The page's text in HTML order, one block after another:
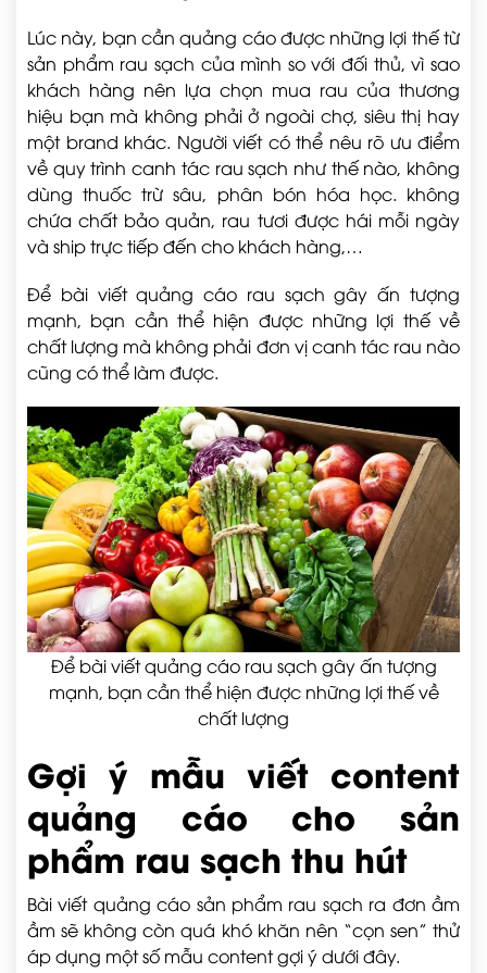
Lúc này, bạn cần quảng cáo được những lợi thế từ
sản phẩm rau sạch của mình so với đối thủ, vì sao
khách hàng nên lựa chọn mua rau của thương
hiệu bạn mà không phải ở ngoài chợ, siêu thị hay
một brand khác. Người viết có thể nêu rõ ưu điểm
về quy trình canh tác rau sạch như thế nào, không
dùng thuốc trừ sâu, phân bón hóa học. không
chứa chất bảo quản, rau tươi được hái mỗi ngày
và ship trực tiếp đến cho khách hàng,…
Để bài viết quảng cáo rau sạch gây ấn tượng
mạnh, bạn cần thể hiện được những lợi thế về
chất lượng mà không phải đơn vị canh tác rau nào
cũng có thể làm được.
Để bài viết quảng cáo rau sạch gây ấn tượng
mạnh, bạn cần thể hiện được những lợi thế về
chất lượng
Gợi ý mẫu viết content
quảng cáo cho sản
phẩm rau sạch thu hút
Bài viết quảng cáo sản phẩm rau sạch ra đơn ầm
ầm sẽ không còn quá khó khăn nên “cọn sen” thử
áp dụng một số mẫu content gợi ý dưới đây.